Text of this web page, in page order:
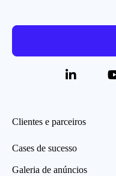
Clientes e parceiros
Cases de sucesso
Galeria de anúncios